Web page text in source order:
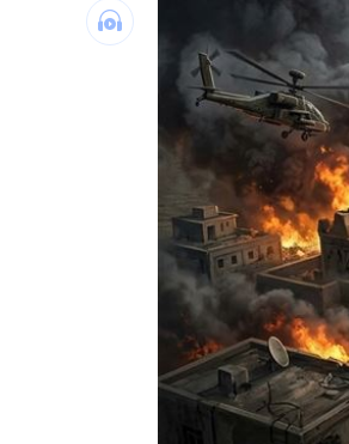
台灣彩券開獎直播中
LIVE三立+24小時直
三立iNEWS新聞台
商場戰國來臨 台
台彩父親節推新刮
「拍片人的多重宇
8國球員齊聚高雄
理想混蛋號召粉絲